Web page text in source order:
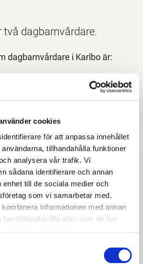
cookies
för att anpassa innehållet
tillhandahålla funktioner
analysera vår trafik. Vi
sådana identifierare och annan
enhet till de sociala medier och
som vi samarbetar med.
informationen med annan
har tillhandahållit eller som de har
två dagbarnvårdare.
dagbarnvårdare i Karlbo är: